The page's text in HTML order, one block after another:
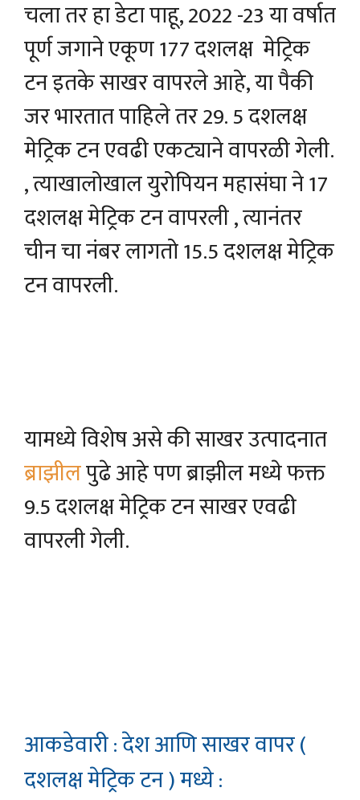
चला तर हा डेटा पाहू, 2022 -23 या वर्षात
पूर्ण जगाने एकूण 177 दशलक्ष मेट्रिक
टन इतके साखर वापरले आहे, या पैकी
जर भारतात पाहिले तर 29. 5 दशलक्ष
मेट्रिक टन एवढी एकट्याने वापरळी गेली.
, त्याखालोखाल युरोपियन महासंघा ने 17
दशलक्ष मेट्रिक टन वापरली , त्यानंतर
चीन चा नंबर लागतो 15.5 दशलक्ष मेट्रिक
टन वापरली.
यामध्ये विशेष असे की साखर उत्पादनात
ब्राझीलपुढे आहे पण ब्राझील मध्ये फक्त
9.5 दशलक्ष मेट्रिक टन साखर एवढी
वापरली गेली.
आकडेवारी : देश आणि साखर वापर (
दशलक्ष मेट्रिक टन ) मध्ये :